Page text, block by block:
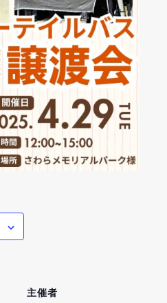
主催者